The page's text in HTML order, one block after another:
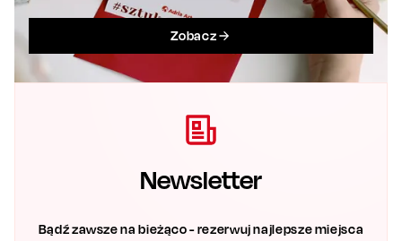
Zobacz
Newsletter
Bądź zawsze na bieżąco - rezerwuj najlepsze miejsca